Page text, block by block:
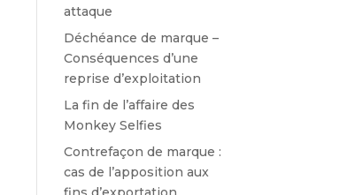
attaque
Déchéance de marque –
Conséquences d’une
reprise d’exploitation
La fin de l’affaire des
Monkey Selfies
Contrefaçon de marque :
cas de l’apposition aux